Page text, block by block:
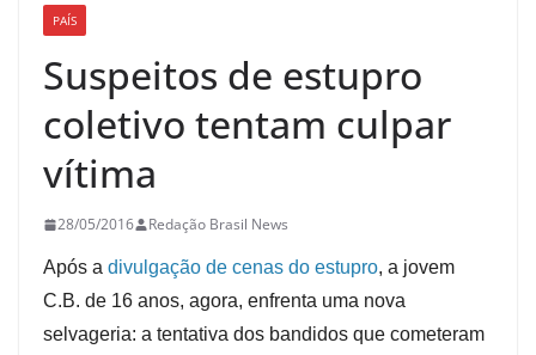
PAÍS
Suspeitos de estupro
coletivo tentam culpar
vítima
28/05/2016 Redação Brasil News
Após a divulgação de cenas do estupro, a jovem
C.B. de 16 anos, agora, enfrenta uma nova
selvageria: a tentativa dos bandidos que cometeram